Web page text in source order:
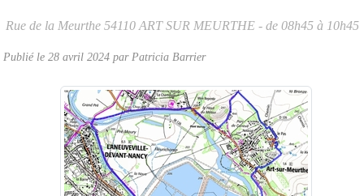
Rue de la Meurthe 54110 ART SUR MEURTHE - de 08h45 à 10h45
Publié le 28 avril 2024 par Patricia Barrier